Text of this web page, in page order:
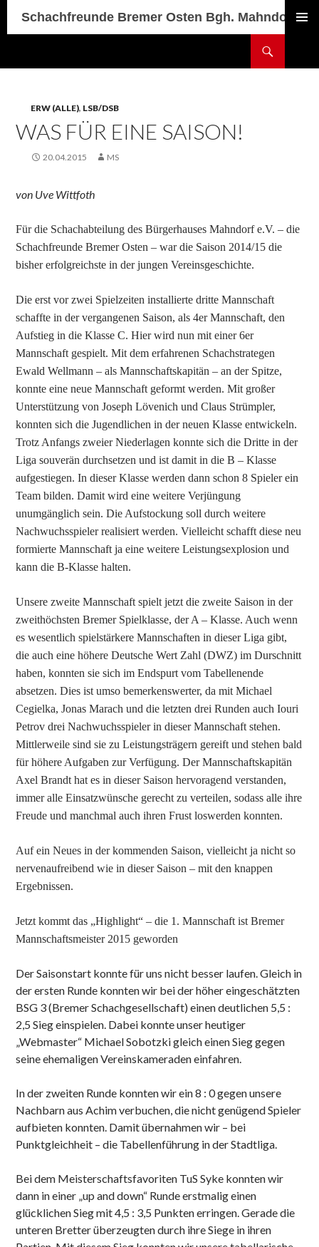
Schachfreunde Bremer Osten Bgh. Mahndorf
ERW (ALLE), LSB/DSB
WAS FÜR EINE SAISON!
20.04.2015 MS
von Uve Wittfoth
Für die Schachabteilung des Bürgerhauses Mahndorf e.V. – die
Schachfreunde Bremer Osten – war die Saison 2014/15 die
bisher erfolgreichste in der jungen Vereinsgeschichte.
Die erst vor zwei Spielzeiten installierte dritte Mannschaft
schaffte in der vergangenen Saison, als 4er Mannschaft, den
Aufstieg in die Klasse C. Hier wird nun mit einer 6er
Mannschaft gespielt. Mit dem erfahrenen Schachstrategen
Ewald Wellmann – als Mannschaftskapitän – an der Spitze,
konnte eine neue Mannschaft geformt werden. Mit großer
Unterstützung von Joseph Lövenich und Claus Strümpler,
konnten sich die Jugendlichen in der neuen Klasse entwickeln.
Trotz Anfangs zweier Niederlagen konnte sich die Dritte in der
Liga souverän durchsetzen und ist damit in die B – Klasse
aufgestiegen. In dieser Klasse werden dann schon 8 Spieler ein
Team bilden. Damit wird eine weitere Verjüngung
unumgänglich sein. Die Aufstockung soll durch weitere
Nachwuchsspieler realisiert werden. Vielleicht schafft diese neu
formierte Mannschaft ja eine weitere Leistungsexplosion und
kann die B-Klasse halten.
Unsere zweite Mannschaft spielt jetzt die zweite Saison in der
zweithöchsten Bremer Spielklasse, der A – Klasse. Auch wenn
es wesentlich spielstärkere Mannschaften in dieser Liga gibt,
die auch eine höhere Deutsche Wert Zahl (DWZ) im Durschnitt
haben, konnten sie sich im Endspurt vom Tabellenende
absetzen. Dies ist umso bemerkenswerter, da mit Michael
Cegielka, Jonas Marach und die letzten drei Runden auch Iouri
Petrov drei Nachwuchsspieler in dieser Mannschaft stehen.
Mittlerweile sind sie zu Leistungsträgern gereift und stehen bald
für höhere Aufgaben zur Verfügung. Der Mannschaftskapitän
Axel Brandt hat es in dieser Saison hervoragend verstanden,
immer alle Einsatzwünsche gerecht zu verteilen, sodass alle ihre
Freude und manchmal auch ihren Frust loswerden konnten.
Auf ein Neues in der kommenden Saison, vielleicht ja nicht so
nervenaufreibend wie in dieser Saison – mit den knappen
Ergebnissen.
Jetzt kommt das „Highlight“ – die 1. Mannschaft ist Bremer
Mannschaftsmeister 2015 geworden
Der Saisonstart konnte für uns nicht besser laufen. Gleich in
der ersten Runde konnten wir bei der höher eingeschätzten
BSG 3 (Bremer Schachgesellschaft) einen deutlichen 5,5 :
2,5 Sieg einspielen. Dabei konnte unser heutiger
„Webmaster“ Michael Sobotzki gleich einen Sieg gegen
seine ehemaligen Vereinskameraden einfahren.
In der zweiten Runde konnten wir ein 8 : 0 gegen unsere
Nachbarn aus Achim verbuchen, die nicht genügend Spieler
aufbieten konnten. Damit übernahmen wir – bei
Punktgleichheit – die Tabellenführung in der Stadtliga.
Bei dem Meisterschaftsfavoriten TuS Syke konnten wir
dann in einer „up and down“ Runde erstmalig einen
glücklichen Sieg mit 4,5 : 3,5 Punkten erringen. Gerade die
unteren Bretter überzeugten durch ihre Siege in ihren